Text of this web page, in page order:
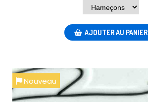
AJOUTER AU PANIER
Nouveau